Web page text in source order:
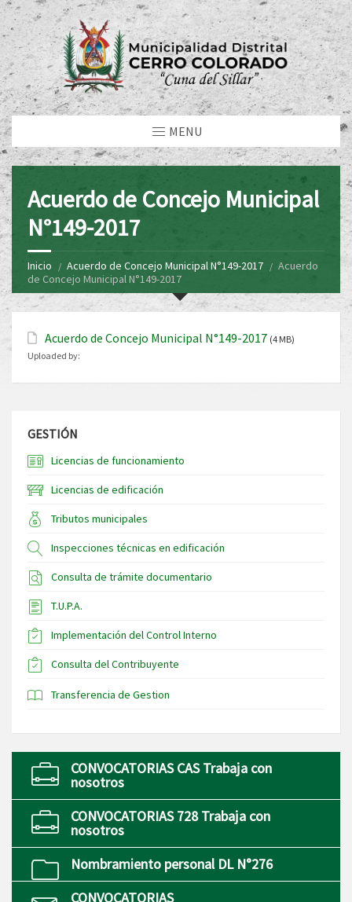
MENU
Acuerdo de Concejo Municipal
N°149-2017
Inicio Acuerdo de Concejo Municipal N°149-2017
Acuerdo
de Concejo Municipal N°149-2017
Acuerdo de Concejo Municipal N°149-2017 (4 MB)
Uploaded by:
GESTIÓN
Licencias de funcionamiento
Licencias de edificación
Tributos municipales
Inspecciones técnicas en edificación
Consulta de trámite documentario
T.U.P.A.
Implementación del Control Interno
Consulta del Contribuyente
Transferencia de Gestion
CONVOCATORIAS CAS Trabaja con
nosotros
CONVOCATORIAS 728 Trabaja con
nosotros
Nombramiento personal DL N°276
CONVOCATORIAS